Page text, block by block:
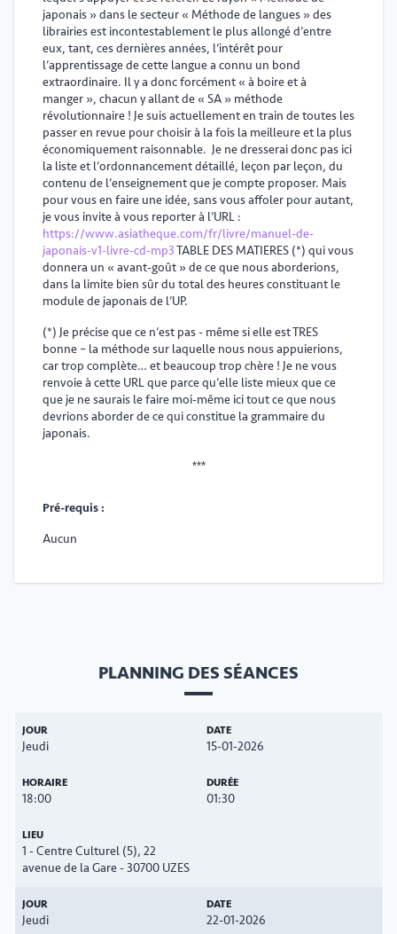
japonais » dans le secteur « Méthode de langues » des
librairies est incontestablement le plus allongé d’entre
eux, tant, ces dernières années, l’intérêt pour
l’apprentissage de cette langue a connu un bond
extraordinaire. Il y a donc forcément « à boire et à
manger », chacun y allant de « SA » méthode
révolutionnaire ! Je suis actuellement en train de toutes les
passer en revue pour choisir à la fois la meilleure et la plus
économiquement raisonnable. Je ne dresserai donc pas ici
la liste et l’ordonnancement détaillé, leçon par leçon, du
contenu de l’enseignement que je compte proposer. Mais
pour vous en faire une idée, sans vous affoler pour autant,
je vous invite à vous reporter à l’URL :
https://www.asiatheque.com/fr/livre/manuel-de-
japonais-v1-livre-cd-mp3TABLE DES MATIERES (*) qui vous
donnera un « avant-goût » de ce que nous aborderions,
dans la limite bien sûr du total des heures constituant le
module de japonais de l’UP.
(*) Je précise que ce n’est pas - même si elle est TRES
bonne – la méthode sur laquelle nous nous appuierions,
car trop complète… et beaucoup trop chère ! Je ne vous
renvoie à cette URL que parce qu’elle liste mieux que ce
que je ne saurais le faire moi-même ici tout ce que nous
devrions aborder de ce qui constitue la grammaire du
japonais.
***
Pré-requis :
Aucun
PLANNING DES SÉANCES
Jeudi 15-01-2026
18:00 01:30
1 - Centre Culturel (5), 22
avenue de la Gare - 30700 UZES
Jeudi 22-01-2026